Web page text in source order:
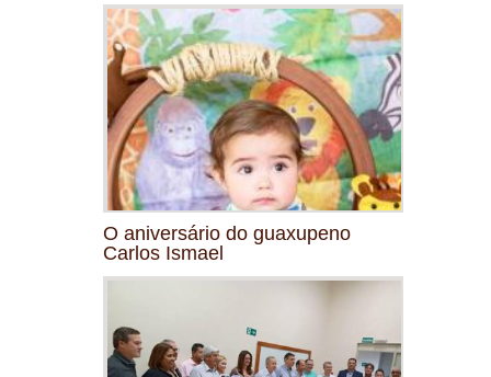
O aniversário do guaxupeno
Carlos Ismael